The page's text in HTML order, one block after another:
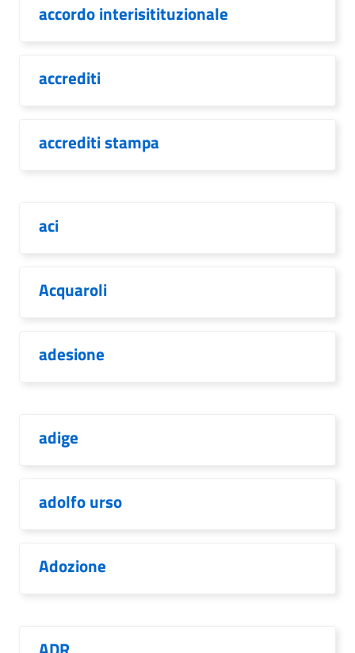
accordo interisitituzionale
accrediti
accrediti stampa
aci
Acquaroli
adesione
adige
adolfo urso
Adozione